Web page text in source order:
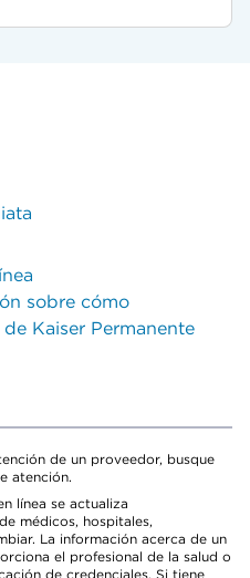
sobre cómo
Kaiser Permanente
de un proveedor, busque
atención.
línea se actualiza
médicos, hospitales,
La información acerca de un
el profesional de la salud o
de credenciales. Si tiene